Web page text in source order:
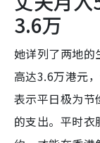
3.6万
她详列了两地的
高达3.6万港元
表示平日极为
的支出。平时